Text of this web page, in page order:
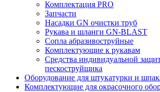
Комплектация PRO
Запчасти
Насадки GN очистки труб
Рукава и шланги GN-BLAST
Сопла абразивоструйные
Комплектующие к рукавам
Средства индивидуальной
пескоструйщика
Оборудование для штукатурки и
Комплектующие для окрасочного